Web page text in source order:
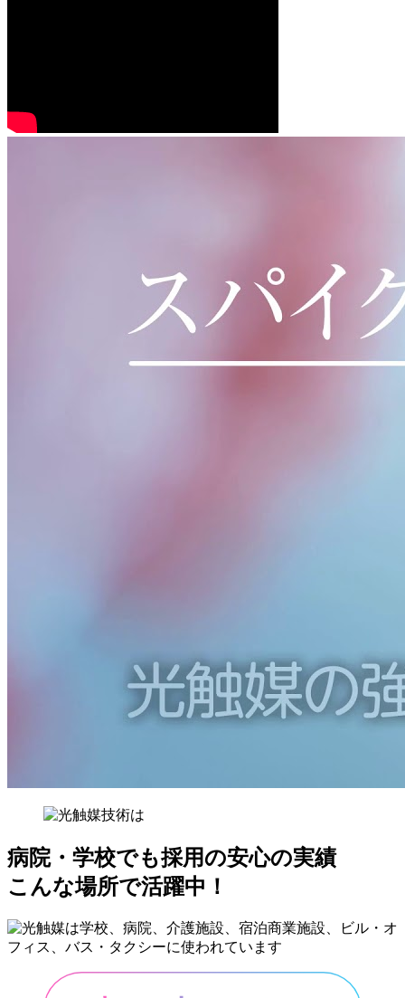
病院・学校でも採用の安心の実績
こんな場所で活躍中！